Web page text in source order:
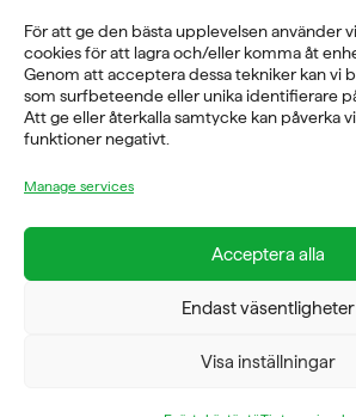
För att ge den bästa upplevelsen använder
cookies för att lagra och/eller komma åt
Genom att acceptera dessa tekniker kan vi
som surfbeteende eller unika identifierare
Att ge eller återkalla samtycke kan påverka
funktioner negativt.
Manage services
Acceptera alla
Endast väsentligheter
Visa inställningar
TELEFON
08-760 6100
ADRESS
Rosendalsvägen 18b, SE-14143 Huddinge
VERKSAMHETSOMRÅDEN